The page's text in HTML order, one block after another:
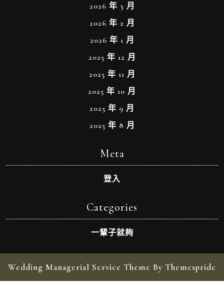
2026 年 3 月
2026 年 2 月
2026 年 1 月
2025 年 12 月
2025 年 11 月
2025 年 10 月
2025 年 9 月
2025 年 8 月
Meta
登入
Categories
一輩子就夠
Wedding Managerial Service Theme By Themespride